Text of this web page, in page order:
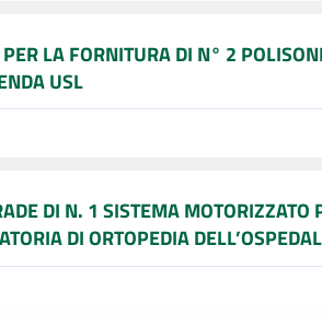
LA FORNITURA DI N° 2
USL
DI N. 1 SISTEMA MOTORIZZATO
DI ORTOPEDIA